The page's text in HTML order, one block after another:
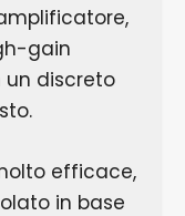
gain
discreto
efficace,
in base